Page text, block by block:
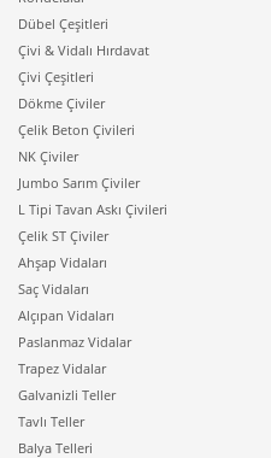
Dübel Çeşitleri
Çivi & Vidalı Hırdavat
Çivi Çeşitleri
Dökme Çiviler
Çelik Beton Çivileri
NK Çiviler
Jumbo Sarım Çiviler
L Tipi Tavan Askı Çivileri
Çelik ST Çiviler
Ahşap Vidaları
Saç Vidaları
Alçıpan Vidaları
Paslanmaz Vidalar
Trapez Vidalar
Galvanizli Teller
Tavlı Teller
Balya Telleri